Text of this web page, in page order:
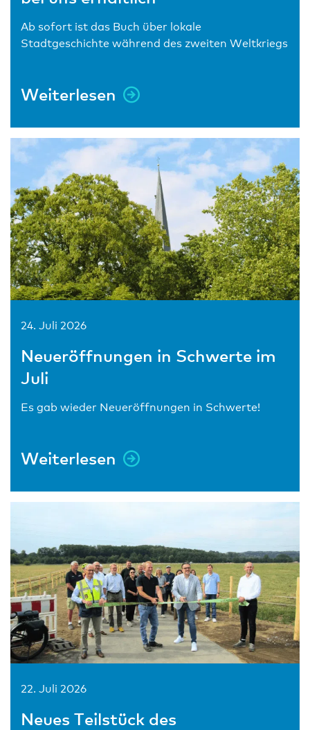
Ab sofort ist das Buch über lokale
Stadtgeschichte während des zweiten Weltkriegs
Weiterlesen
24. Juli 2026
Neueröffnungen in Schwerte im
Juli
Es gab wieder Neueröffnungen in Schwerte!
Weiterlesen
22. Juli 2026
Neues Teilstück des